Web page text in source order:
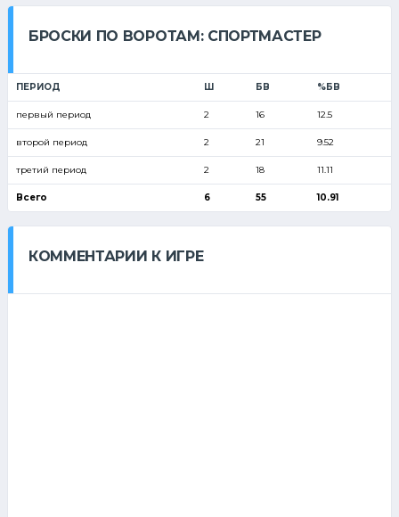
БРОСКИ ПО ВОРОТАМ: СПОРТМАСТЕР
ПЕРИОД Ш БВ %БВ
первый период 2 16 12.5
второй период 2 21 9.52
третий период 2 18 11.11
Всего 6 55 10.91
КОММЕНТАРИИ К ИГРЕ